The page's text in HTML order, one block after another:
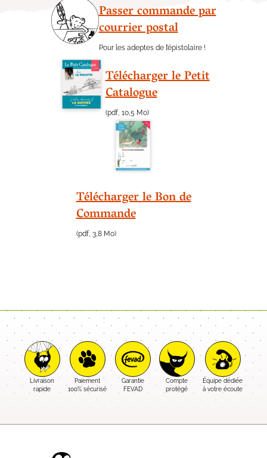
Passer commande par
courrier postal
Pour les adeptes de l’épistolaire !
Télécharger le Petit
Catalogue
(pdf, 10,5 Mo)
Télécharger le Bon de
Commande
(pdf, 3,8 Mo)
Livraison
rapide
Paiement
100% sécurisé
Garantie
FEVAD
Compte
protégé
Équipe dédiée
à votre écoute